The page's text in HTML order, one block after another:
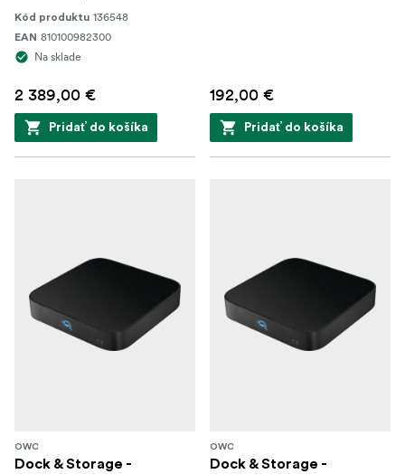
Kód produktu 136548
EAN 810100982300
Na sklade
2 389,00 €
Pridať do košíka
192,00 €
Pridať do košíka
OWC
Dock & Storage -
OWC
Dock & Storage -